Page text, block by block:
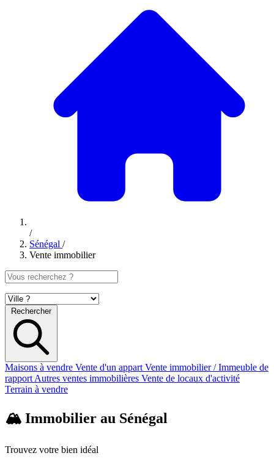
/
Sénégal /
Vente immobilier
Rechercher
Maisons à vendre Vente d'un appart Vente immobilier / Immeuble de
rapport Autres ventes immobilières Vente de locaux d'activité
Terrain à vendre
🏔️ Immobilier au Sénégal
Trouvez votre bien idéal